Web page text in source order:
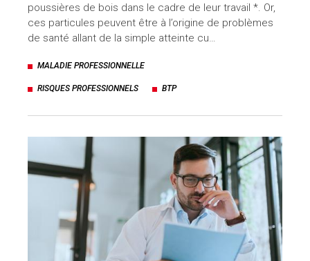
poussières de bois dans le cadre de leur travail *. Or,
ces particules peuvent être à l’origine de problèmes
de santé allant de la simple atteinte cu…
MALADIE PROFESSIONNELLE
RISQUES PROFESSIONNELS BTP